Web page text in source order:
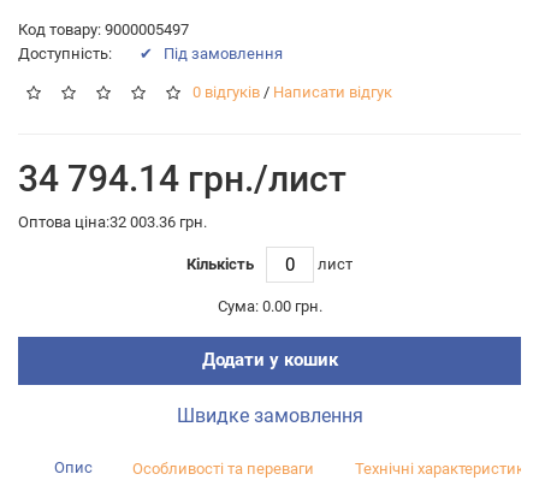
Код товару: 9000005497
Доступність:
✔ Пiд замовлення
0 відгуків / Написати відгук
34 794.14 грн./лист
Оптова ціна:32 003.36 грн.
Кількість лист
Сума: 0.00 грн.
Додати у кошик
Швидке замовлення
Опис Особливості та переваги Технічні характеристики